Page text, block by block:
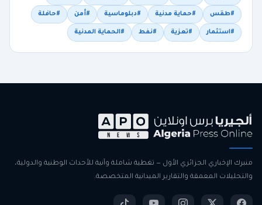
#طقس #حماية مدنية #دبلوماسية #أمن #حافلة
#استثمار #تعزية #نفط #الحماية المدنية
منبرك الإخباري الجزائري الأول — تغطية شاملة وآنية للأحداث الوطنية والدولية،
والتحليلات المعمقة والتقارير الميدانية المتخصصة.